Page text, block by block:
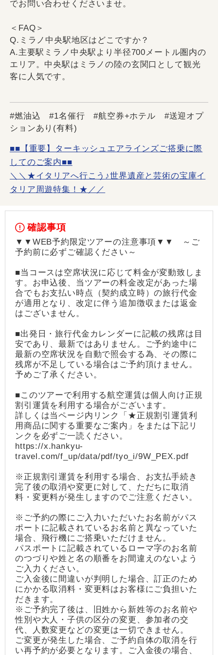
でお問い合わせくださいませ。
＜FAQ＞
Q.ミラノ中央駅地区はどこですか？
A.主要駅ミラノ中央駅より半径700メートル圏内の
エリア。中央駅はミラノの陸の玄関口として観光
客に人気です。
#燃油込 #1名催行 #航空券+ホテル #送迎オプ
ションあり(有料)
■■【重要】ターキッシュエアラインズご搭乗に際
してのご案内■■
＼＼★イタリアへ行こう♪世界遺産と芸術の宝庫イ
タリア周遊特集！★／／
確認事項
▼▼WEB予約限定ツアーの注意事項▼▼ ～ご
予約前に必ずご確認ください～
■当コースは空席状況に応じて料金が変動致しま
す。お申込後、当ツアーの料金改定があった場
合でもお支払い時点（契約成立時）の旅行代金
が適用となり、改定に伴う追加徴収または返金
はございません。
■出発日・旅行代金カレンダーに記載の残席は目
安であり、最新ではありません。ご予約途中に
最新の空席状況を自動で照会する為、その際に
残席が不足している場合はご予約頂けません。
予めご了承ください。
■このツアーで利用する航空運賃は個人向け正規
割引運賃を利用する場合がございます。
詳しくは当ページ内リンク「★正規割引運賃利
用商品に関する重要なご案内」をまたは下記リ
ンクを必ずご一読ください。
https://x.hankyu-
travel.com/f_up/data/pdf/tyo_i/9W_PEX.pdf
※正規割引運賃を利用する場合、お支払手続き
完了後の取消や変更に対して、ただちに取消
料・変更料が発生しますのでご注意ください。
※ご予約の際にご入力いただいたお名前がパス
ポートに記載されているお名前と異なっていた
場合、飛行機にご搭乗いただけません。
パスポートに記載されているローマ字のお名前
のつづりや姓と名の順番をお間違えのないよう
ご入力ください。
ご入金後に間違いが判明した場合、訂正のため
にかかる取消料・変更料はお客様にご負担いた
だきます。
※ご予約完了後は、旧姓から新姓等のお名前や
性別や大人・子供の区分の変更、参加者の交
代、人数変更などの変更は一切できません。
ご変更が発生した場合、ご予約自体の取消を行
い再予約が必要となります。ご入金後の場合、